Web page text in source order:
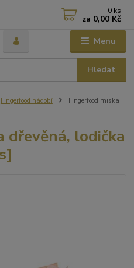
Menu
Hledat
0 ks
za 0,00 Kč
Fingerfood nádobí
Fingerfood miska
dřevěná, lodička